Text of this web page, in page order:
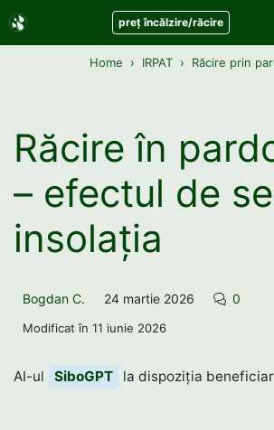
Sari
la
preț încălzire/răcire
Home IRPAT Răcire prin
Răcire în
– efectul de
insolația
Bogdan C. 24 martie 2026 0
Modificat în 11 iunie 2026
AI-ul SiboGPT la dispoziția